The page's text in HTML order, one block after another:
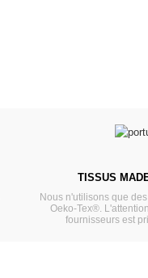
TISSUS
Nous n'utilisons que
Oeko-Tex®.
fournisseurs est